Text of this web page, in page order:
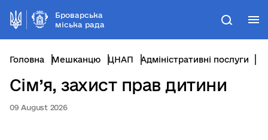
Броварська
міська рада
Пошук
Головна Мешканцю ЦНАП Адміністративні послуги
Сім’я, захист прав дитини
09 August 2026